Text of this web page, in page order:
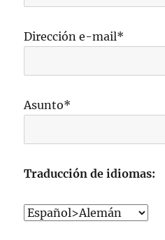
Dirección e-mail*
Asunto*
Traducción de idiomas: